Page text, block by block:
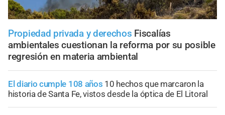
Propiedad privada y derechos Fiscalías
ambientales cuestionan la reforma por su posible
regresión en materia ambiental
El diario cumple 108 años 10 hechos que marcaron la
historia de Santa Fe, vistos desde la óptica de El Litoral